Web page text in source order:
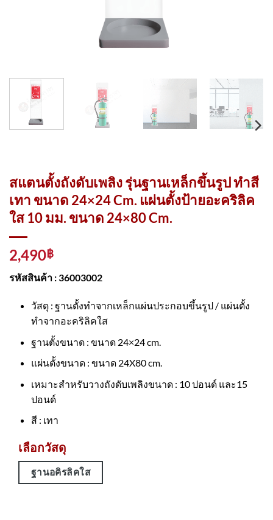
สแตนตั้งถังดับเพลิง รุ่นฐานเหล็กขึ้นรูป ทำสี
เทา ขนาด 24×24 Cm. แผ่นตั้งป้ายอะคริลิค
ใส 10 มม. ขนาด 24×80 Cm.
2,490฿
รหัสสินค้า : 36003002
วัสดุ : ฐานตั้งทำจากเหล็กแผ่นประกอบขึ้นรูป / แผ่นตั้ง
ทำจากอะคริลิคใส
ฐานตั้งขนาด : ขนาด 24×24 cm.
แผ่นตั้งขนาด : ขนาด 24X80 cm.
เหมาะสำหรับวางถังดับเพลิงขนาด : 10 ปอนด์ และ15
ปอนด์
สี : เทา
เลือกวัสดุ
ฐานอคิรลิคใส